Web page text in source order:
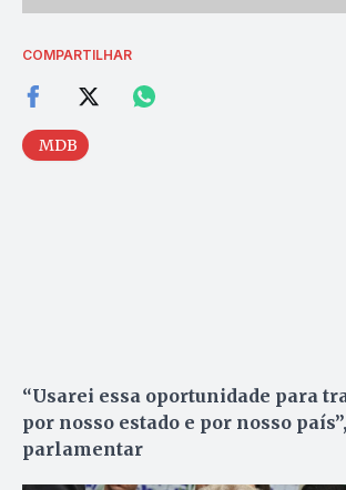
COMPARTILHAR
MDB
“Usarei essa oportunidade para
por nosso estado e por nosso
parlamentar